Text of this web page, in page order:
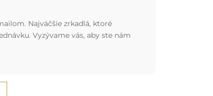
Najväčšie zrkadlá, ktoré
Vyzývame vás, aby ste nám